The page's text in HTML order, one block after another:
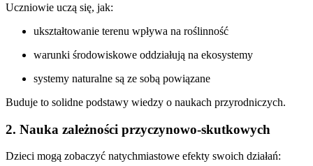
Uczniowie uczą się, jak:
ukształtowanie terenu wpływa na roślinność
warunki środowiskowe oddziałują na ekosystemy
systemy naturalne są ze sobą powiązane
Buduje to solidne podstawy wiedzy o naukach przyrodniczych.
2. Nauka zależności przyczynowo-skutkowych
Dzieci mogą zobaczyć natychmiastowe efekty swoich działań: